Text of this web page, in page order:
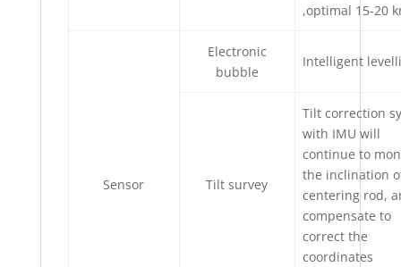
,optimal 15-20
Sensor
Electronic
bubble
Intelligent
Tilt survey
Tilt correction
with IMU will
continue to
the inclination
centering rod,
compensate to
correct the
coordinates